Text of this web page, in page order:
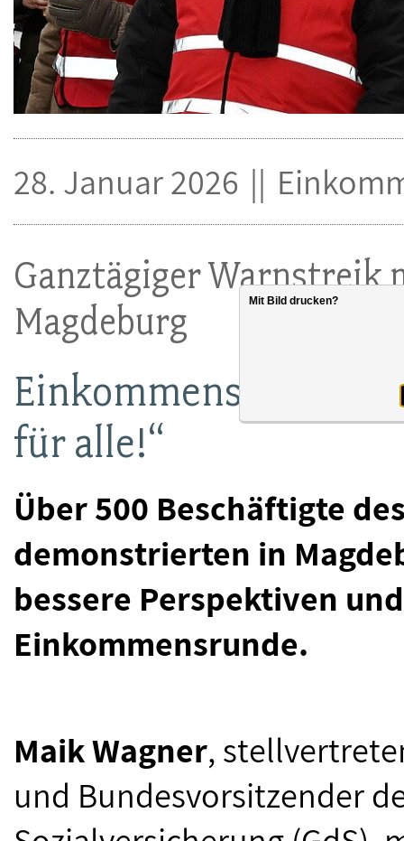
Ganztägiger Warnstreik
Magdeburg
Einkommensrunde
für alle!“
Über 500 Beschäftigte
demonstrierten in
bessere Perspektiven
Einkommensrunde.
28. Januar 2026
Maik Wagner,
und Bundesvorsitzender
Mit Bild drucken?